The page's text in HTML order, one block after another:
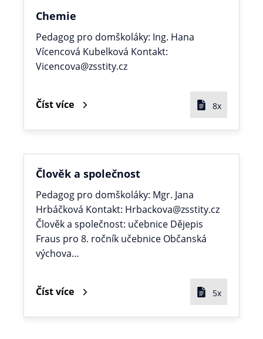
Chemie
Pedagog pro domškoláky: Ing. Hana
Vícencová Kubelková Kontakt:
Vicencova@zsstity.cz
Číst více 8x
Člověk a společnost
Pedagog pro domškoláky: Mgr. Jana
Hrbáčková Kontakt: Hrbackova@zsstity.cz
Člověk a společnost: učebnice Dějepis
Fraus pro 8. ročník učebnice Občanská
výchova…
Číst více 5x